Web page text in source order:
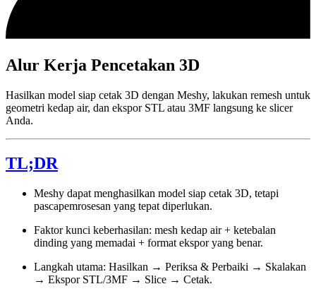
Alur Kerja Pencetakan 3D
Hasilkan model siap cetak 3D dengan Meshy, lakukan remesh untuk
geometri kedap air, dan ekspor STL atau 3MF langsung ke slicer
Anda.
TL;DR
Meshy dapat menghasilkan model siap cetak 3D, tetapi
pascapemrosesan yang tepat diperlukan.
Faktor kunci keberhasilan: mesh kedap air + ketebalan
dinding yang memadai + format ekspor yang benar.
Langkah utama: Hasilkan → Periksa & Perbaiki → Skalakan
→ Ekspor STL/3MF → Slice → Cetak.